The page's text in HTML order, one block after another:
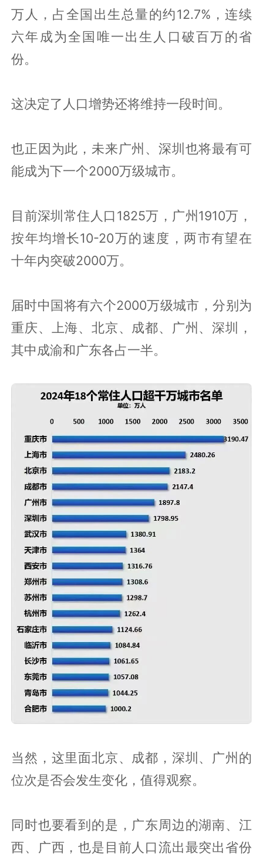
万人，占全国出生总量的约12.7%，连续
六年成为全国唯一出生人口破百万的省
份。
这决定了人口增势还将维持一段时间。
也正因为此，未来广州、深圳也将最有可
能成为下一个2000万级城市。
目前深圳常住人口1825万，广州1910万，
按年均增长10-20万的速度，两市有望在
十年内突破2000万。
届时中国将有六个2000万级城市，分别为
重庆、上海、北京、成都、广州、深圳，
其中成渝和广东各占一半。
当然，这里面北京、成都，深圳、广州的
位次是否会发生变化，值得观察。
同时也要看到的是，广东周边的湖南、江
西、广西，也是目前人口流出最突出省份